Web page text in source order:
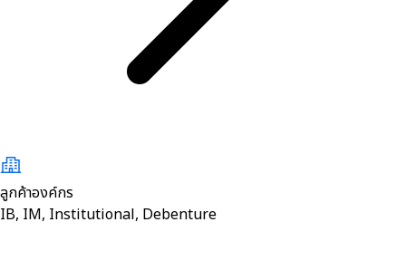
ลูกค้าองค์กร
IB, IM, Institutional, Debenture